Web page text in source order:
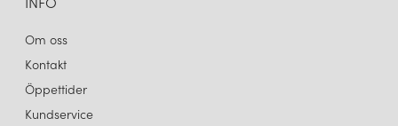
Om oss
Kontakt
Öppettider
Kundservice